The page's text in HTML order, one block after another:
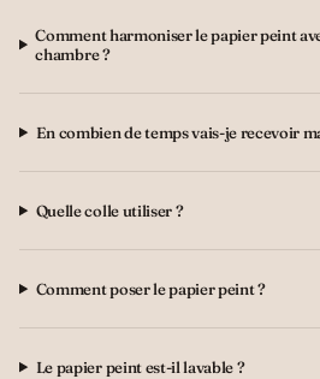
Comment harmoniser le papier peint
chambre ?
En combien de temps vais-je recevoir
Quelle colle utiliser ?
Comment poser le papier peint ?
Le papier peint est-il lavable ?